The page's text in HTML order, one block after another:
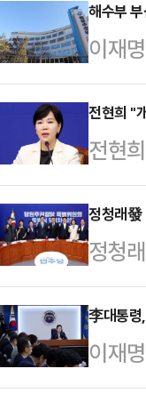
대표
지 않
론) 개
다. 정
태다.
찰개…
해수부
이재
속도
있지
다.김
해양
적인
별법'
근거
전현희 "
전현
지방
행한
다.전
주권
같이
한 내
의 상
정청래發
정청
당'이
로, 전
서다.
청래
李대통령
이재
통시